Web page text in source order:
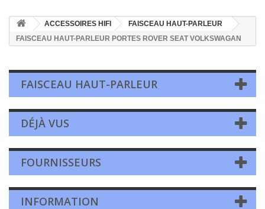
ACCESSOIRES HIFI
FAISCEAU HAUT-PARLEUR
FAISCEAU HAUT-PARLEUR PORTES ROVER SEAT VOLKSWAGAN
FAISCEAU HAUT-PARLEUR
DÉJÀ VUS
FOURNISSEURS
INFORMATION